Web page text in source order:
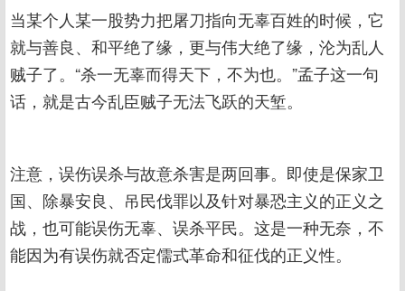
当某个人某一股势力把屠刀指向无辜百姓的时候，它
就与善良、和平绝了缘，更与伟大绝了缘，沦为乱人
贼子了。“杀一无辜而得天下，不为也。”孟子这一句
话，就是古今乱臣贼子无法飞跃的天堑。
注意，误伤误杀与故意杀害是两回事。即使是保家卫
国、除暴安良、吊民伐罪以及针对暴恐主义的正义之
战，也可能误伤无辜、误杀平民。这是一种无奈，不
能因为有误伤就否定儒式革命和征伐的正义性。